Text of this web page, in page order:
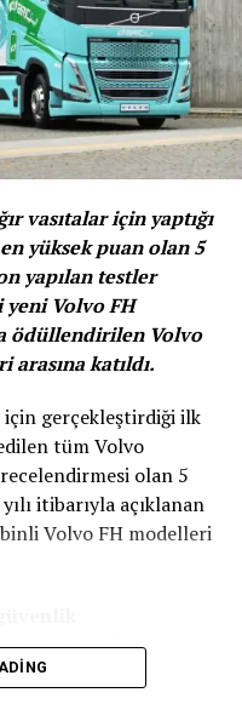
normale
farklılık gösteriyor.
üçte biri piyasanın 6
bekliyor.
Önceliği
dönemde daha çok
gelişmeleri
olduğu görülüyor.
isimli anlık değerleme
bir satıştan ziyade,
sonrasında aracının
vasıtalar için yaptığı
yüksek puan olan 5
yapılan testler
Volvo FH
ödüllendirilen Volvo
katıldı.
için gerçekleştirdiği ilk
tüm Volvo
olan 5
itibarıyla açıklanan
Volvo FH modelleri
Volvo Trucks